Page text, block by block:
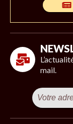
mail.